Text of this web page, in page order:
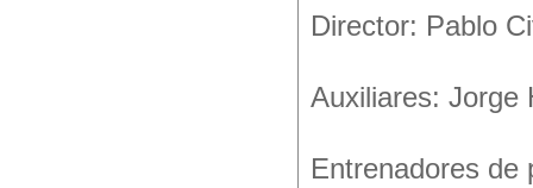
Director: Pablo
Auxiliares: Jorge
Entrenadores de